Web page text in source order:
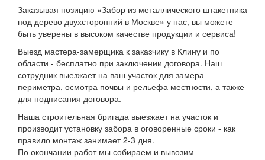
Заказывая позицию «Забор из металлического штакетника
под дерево двухсторонний в Москве» у нас, вы можете
быть уверены в высоком качестве продукции и сервиса!
Выезд мастера-замерщика к заказчику в Клину и по
области - бесплатно при заключении договора. Наш
сотрудник выезжает на ваш участок для замера
периметра, осмотра почвы и рельефа местности, а также
для подписания договора.
Наша строительная бригада выезжает на участок и
производит установку забора в оговоренные сроки - как
правило монтаж занимает 2-3 дня.
По окончании работ мы собираем и вывозим